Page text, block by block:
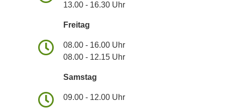
13.00 - 16.30 Uhr
Freitag
08.00 - 16.00 Uhr
08.00 - 12.15 Uhr
Samstag
09.00 - 12.00 Uhr